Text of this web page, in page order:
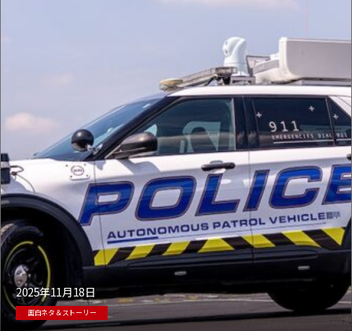
2025年11月18日
面白ネタ＆ストーリー